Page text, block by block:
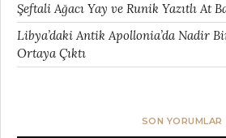
Şeftali Ağacı Yay ve Runik Yazıtlı At
Libya’daki Antik Apollonia’da Nadir
Ortaya Çıktı
SON YORUMLAR